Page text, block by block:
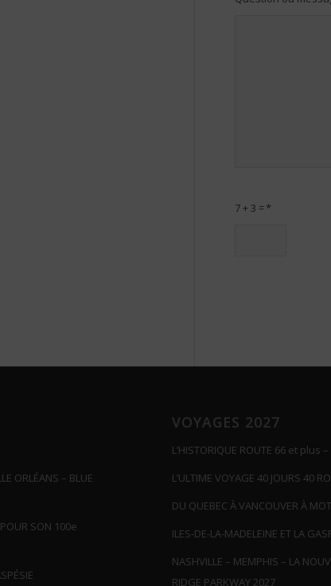
7 + 3 =*
ORLÉANS – BLUE
SON 100e
VOYAGES 2027
L’HISTORIQUE ROUTE 66 et plus
L’ULTIME VOYAGE 40 JOURS 40
DU QUEBEC À VANCOUVER À
ILES-DE-LA-MADELEINE ET LA
NASHVILLE – MEMPHIS – LA
RIDGE PARKWAY 2027